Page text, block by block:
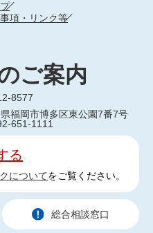
項・リンク等
ご案内
8577
福岡市博多区東公園7番7号
651-1111
る
についてをご覧ください。
総合相談窓口